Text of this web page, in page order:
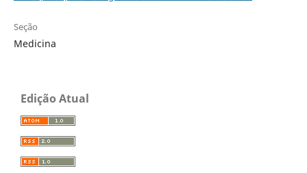
Seção
Medicina
Edição Atual